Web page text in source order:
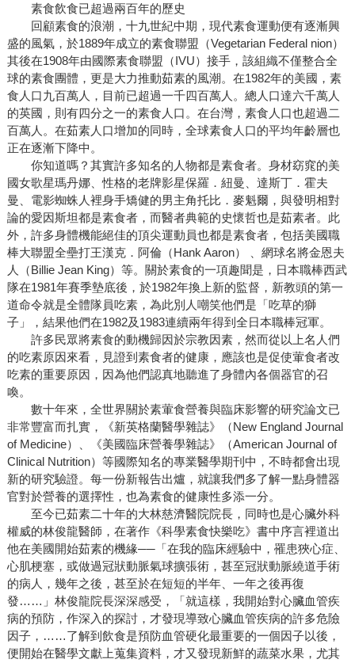
素食飲食已超過兩百年的歷史
回顧素食的浪潮，十九世紀中期，現代素食運動便有逐漸興
盛的風氣，於1889年成立的素食聯盟（Vegetarian Federal nion）
其後在1908年由國際素食聯盟（IVU）接手，該組織不僅整合全
球的素食團體，更是大力推動茹素的風潮。在1982年的美國，素
食人口九百萬人，目前已超過一千四百萬人。總人口達六千萬人
的英國，則有四分之一的素食人口。在台灣，素食人口也超過二
百萬人。在茹素人口增加的同時，全球素食人口的平均年齡層也
正在逐漸下降中。
你知道嗎？其實許多知名的人物都是素食者。身材窈窕的美
國女歌星瑪丹娜、性格的老牌影星保羅．紐曼、達斯丁．霍夫
曼、電影蜘蛛人裡身手矯健的男主角托比．麥魁爾，與發明相對
論的愛因斯坦都是素食者，而醫者典範的史懷哲也是茹素者。此
外，許多身體機能絕佳的頂尖運動員也都是素食者，包括美國職
棒大聯盟全壘打王漢克．阿倫（Hank Aaron） 、網球名將金恩夫
人（Billie Jean King）等。關於素食的一項趣聞是，日本職棒西武
隊在1981年賽季墊底後，於1982年換上新的監督，新教頭的第一
道命令就是全體隊員吃素，為此別人嘲笑他們是「吃草的獅
子」，結果他們在1982及1983連續兩年得到全日本職棒冠軍。
許多民眾將素食的動機歸因於宗教因素，然而從以上名人們
的吃素原因來看，見證到素食者的健康，應該也是促使葷食者改
吃素的重要原因，因為他們認真地聽進了身體內各個器官的召
喚。
數十年來，全世界關於素葷食營養與臨床影響的研究論文已
非常豐富而扎實，《新英格蘭醫學雜誌》（New England Journal
of Medicine）、《美國臨床營養學雜誌》（American Journal of
Clinical Nutrition）等國際知名的專業醫學期刊中，不時都會出現
新的研究驗證。每一份新報告出爐，就讓我們多了解一點身體器
官對於營養的選擇性，也為素食的健康性多添一分。
至今已茹素二十年的大林慈濟醫院院長，同時也是心臟外科
權威的林俊龍醫師，在著作《科學素食快樂吃》書中序言裡道出
他在美國開始茹素的機緣──「在我的臨床經驗中，罹患狹心症、
心肌梗塞，或做過冠狀動脈氣球擴張術，甚至冠狀動脈繞道手術
的病人，幾年之後，甚至於在短短的半年、一年之後再復
發……」林俊龍院長深深感受，「就這樣，我開始對心臟血管疾
病的預防，作深入的探討，才發現導致心臟血管疾病的許多危險
因子，……了解到飲食是預防血管硬化最重要的一個因子以後，
便開始在醫學文獻上蒐集資料，才又發現新鮮的蔬菜水果，尤其